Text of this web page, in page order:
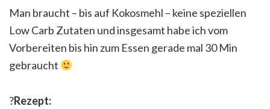
Man braucht – bis auf Kokosmehl – keine speziellen
Low Carb Zutaten und insgesamt habe ich vom
Vorbereiten bis hin zum Essen gerade mal 30 Min
gebraucht
?Rezept: